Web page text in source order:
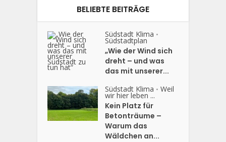
BELIEBTE BEITRÄGE
Südstadt Klima •
Südstadtplan
„Wie der Wind sich
dreht – und was
das mit unserer...
Südstadt Klima • Weil
wir hier leben ...
Kein Platz für
Betonträume –
Warum das
Wäldchen an...